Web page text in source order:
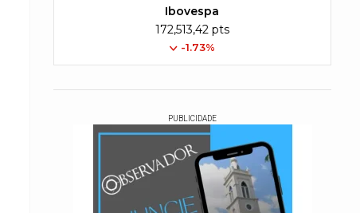
Ibovespa
172,513,42 pts
-1.73%
PUBLICIDADE